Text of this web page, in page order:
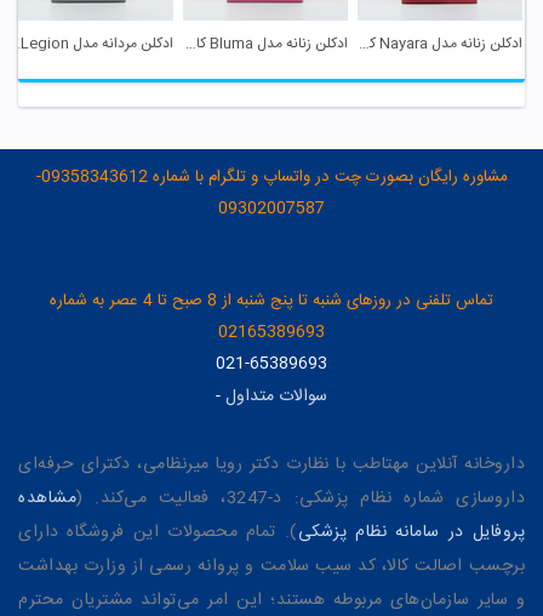
ادکلن زنانه مدل Nayara کانژوکا ادکلن زنانه مدل Bluma کانژوکا ادکلن مردانه مدل Legion کانژوکا
مشاوره رایگان بصورت چت در واتساپ و تلگرام با شماره 09358343612-
09302007587
تماس تلفنی در روزهای شنبه تا پنج شنبه از 8 صبح تا 4 عصر به شماره
02165389693
021-65389693
سوالات متداول-
داروخانه آنلاین مهتاطب با نظارت دکتر رویا میرنظامی، دکترای حرفه‌ای
داروسازی شماره نظام پزشکی: د-3247، فعالیت می‌کند. (
مشاهده
پروفایل در سامانه نظام پزشکی). تمام محصولات این فروشگاه دارای
برچسب اصالت کالا، کد سیب سلامت و پروانه رسمی از وزارت بهداشت
و سایر سازمان‌های مربوطه هستند؛ این امر می‌تواند مشتریان محترم